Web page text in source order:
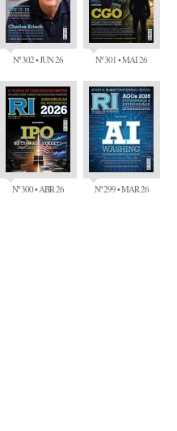
Nº 302 • JUN 26 Nº 301 • MAI 26
Nº 300 • ABR 26 Nº 299 • MAR 26